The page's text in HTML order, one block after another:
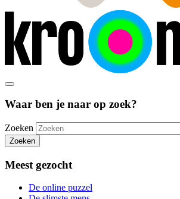
Waar ben je naar op zoek?
Zoeken
Zoeken
Meest gezocht
De online puzzel